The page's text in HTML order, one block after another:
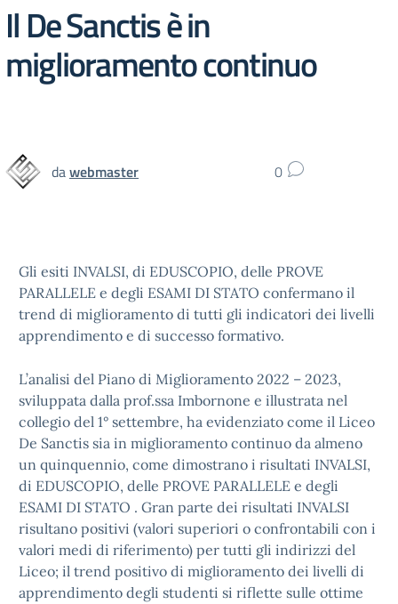
Il De Sanctis è in
miglioramento continuo
dawebmaster 0
Gli esiti INVALSI, di EDUSCOPIO, delle PROVE
PARALLELE e degli ESAMI DI STATO confermano il
trend di miglioramento di tutti gli indicatori dei livelli
apprendimento e di successo formativo.
L’analisi del Piano di Miglioramento 2022 – 2023,
sviluppata dalla prof.ssa Imbornone e illustrata nel
collegio del 1° settembre, ha evidenziato come il Liceo
De Sanctis sia in miglioramento continuo da almeno
un quinquennio, come dimostrano i risultati INVALSI,
di EDUSCOPIO, delle PROVE PARALLELE e degli
ESAMI DI STATO . Gran parte dei risultati INVALSI
risultano positivi (valori superiori o confrontabili con i
valori medi di riferimento) per tutti gli indirizzi del
Liceo; il trend positivo di miglioramento dei livelli di
apprendimento degli studenti si riflette sulle ottime